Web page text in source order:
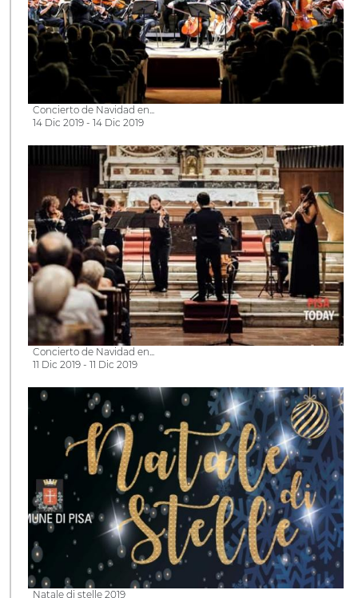
Concierto de Navidad en...
14 Dic 2019 - 14 Dic 2019
Concierto de Navidad en...
11 Dic 2019 - 11 Dic 2019
Natale di stelle 2019